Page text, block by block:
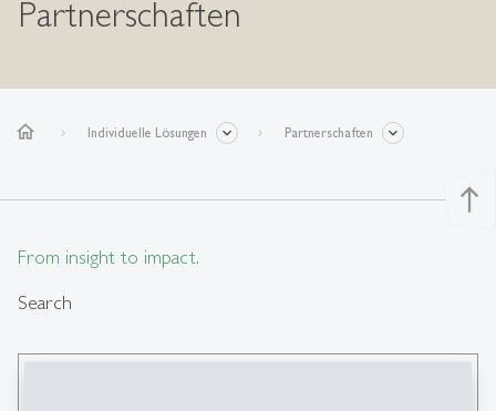
Partnerschaften
home Individuelle Lösungen Partnerschaften
north
From insight to impact.
Search